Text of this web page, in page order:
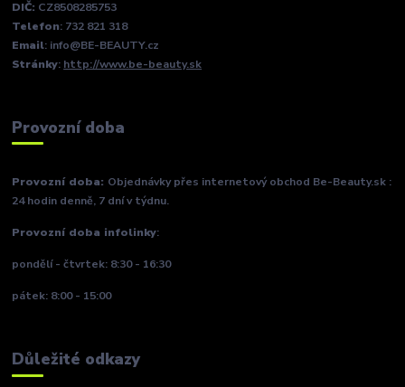
DIČ: CZ8508285753
Telefon: 732 821 318
Email: info@BE-BEAUTY.cz
Stránky: http://www.be-beauty.sk
Provozní doba
Provozní doba: Objednávky přes internetový obchod Be-Beauty.sk :
24 hodin denně, 7 dní v týdnu.
Provozní doba infolinky:
pondělí - čtvrtek: 8:30 - 16:30
pátek: 8:00 - 15:00
Důležité odkazy